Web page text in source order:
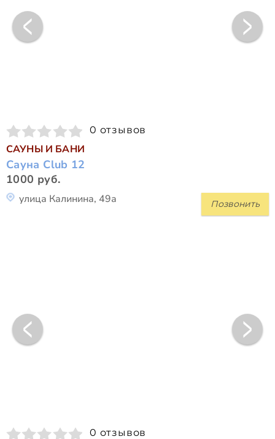
0 отзывов
САУНЫ И БАНИ
Сауна Club 12
1000 руб.
Позвонить
улица Калинина, 49а
0 отзывов